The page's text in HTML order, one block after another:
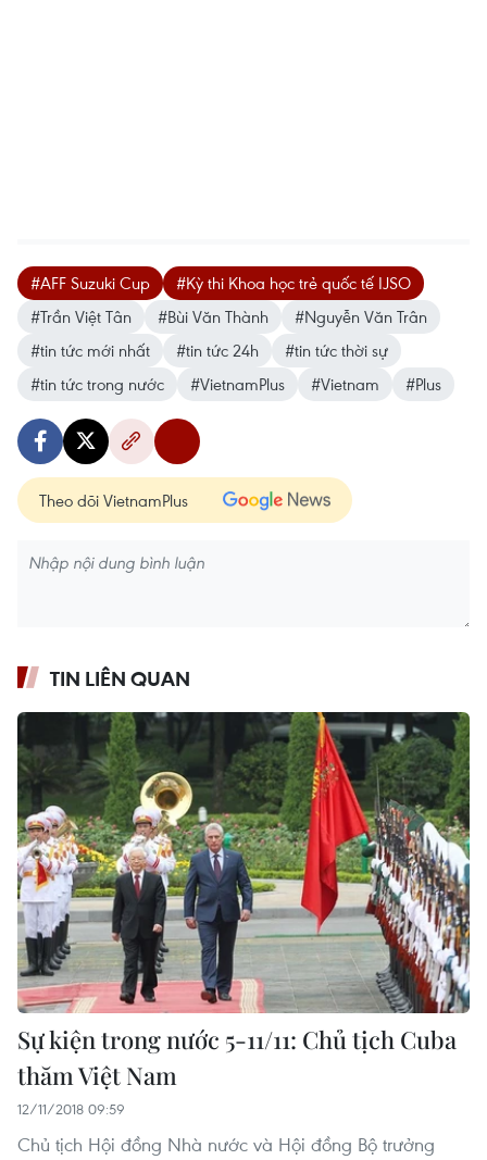
#AFF Suzuki Cup
#Kỳ thi Khoa học trẻ quốc tế IJSO
#Trần Việt Tân
#Bùi Văn Thành
#Nguyễn Văn Trân
#tin tức mới nhất
#tin tức 24h
#tin tức thời sự
#tin tức trong nước
#VietnamPlus #Vietnam #Plus
Theo dõi VietnamPlus
TIN LIÊN QUAN
Sự kiện trong nước 5-11/11: Chủ tịch Cuba
thăm Việt Nam
12/11/2018 09:59
Chủ tịch Hội đồng Nhà nước và Hội đồng Bộ trưởng